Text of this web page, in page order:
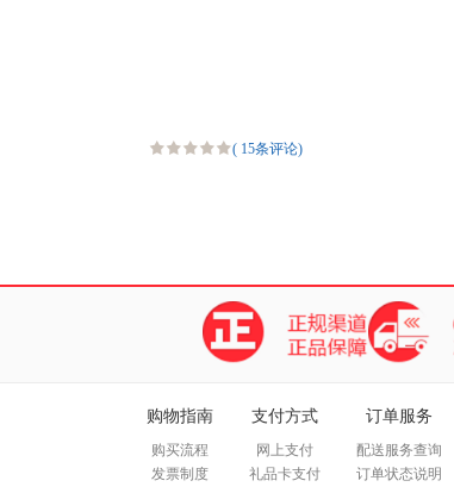
( 15条评论)
购物指南
购买流程
发票制度
支付方式
网上支付
礼品卡支付
订单服务
配送服务查询
订单状态说明